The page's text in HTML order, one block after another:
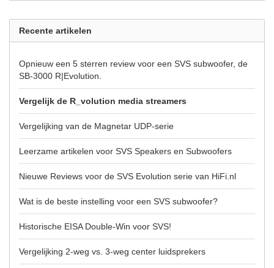
Recente artikelen
Opnieuw een 5 sterren review voor een SVS subwoofer, de
SB-3000 R|Evolution.
Vergelijk de R_volution media streamers
Vergelijking van de Magnetar UDP-serie
Leerzame artikelen voor SVS Speakers en Subwoofers
Nieuwe Reviews voor de SVS Evolution serie van HiFi.nl
Wat is de beste instelling voor een SVS subwoofer?
Historische EISA Double-Win voor SVS!
Vergelijking 2-weg vs. 3-weg center luidsprekers